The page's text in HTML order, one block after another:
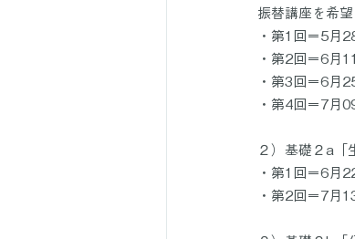
振替講座を希
・第1回＝5月
・第2回＝6月
・第3回＝6月
・第4回＝7月
２）基礎２a「
・第1回＝6月
・第2回＝7月